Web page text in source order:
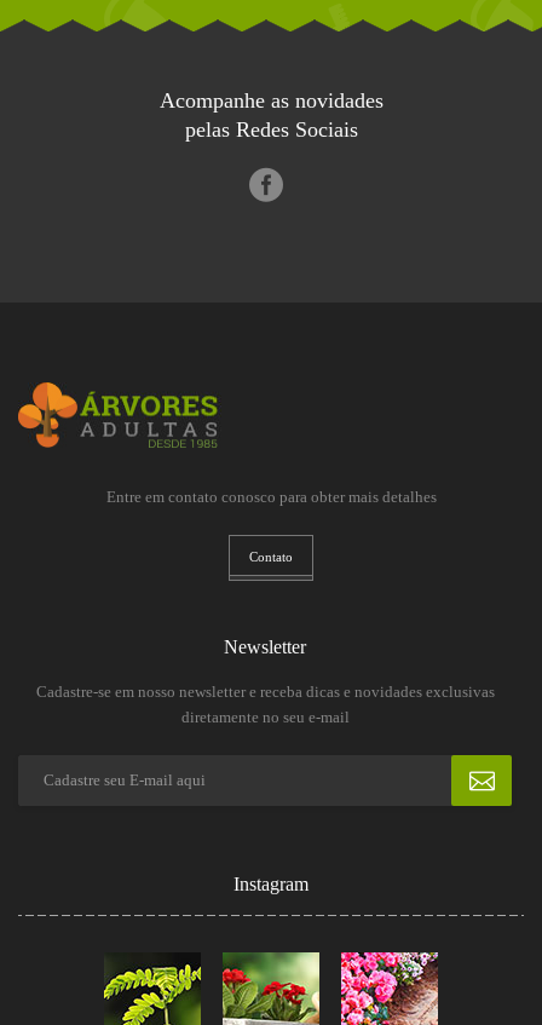
Acompanhe as novidades
pelas Redes Sociais
Entre em contato conosco para obter mais detalhes
Contato
Newsletter
Cadastre-se em nosso newsletter e receba dicas e novidades exclusivas
diretamente no seu e-mail
Instagram